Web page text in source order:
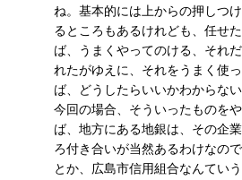
ね。基本的には上からの押しつ
るところもあるけれども、任せ
ば、うまくやってのける、それ
れたがゆえに、それをうまく使
ば、どうしたらいいかわからな
今回の場合、そういったものを
ば、地方にある地銀は、その企
ろ付き合いが当然あるわけなの
とか、広島市信用組合なんてい